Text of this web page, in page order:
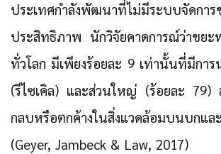
ประเทศกำลังพัฒนาที่ไม่มีระบบจัดกา
ประสิทธิภาพ นักวิจัยคาดการณ์ว่าขย
ทั่วโลก มีเพียงร้อยละ 9 เท่านั้นที่มีกา
(รีไซเคิล) และส่วนใหญ่ (ร้อยละ 79)
กลบหรือตกค้างในสิ่งแวดล้อมบนบกแล
(Geyer, Jambeck & Law, 2017)